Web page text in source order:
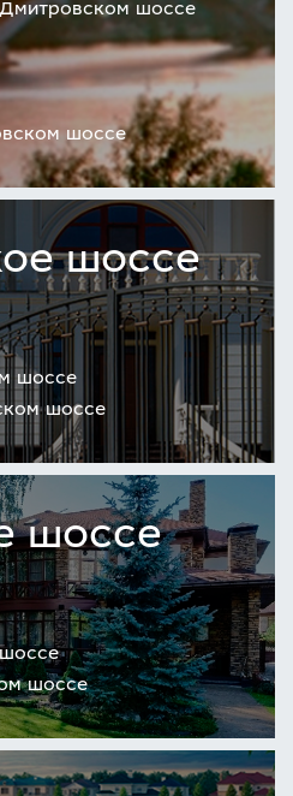
шоссе
шоссе
шоссе
шоссе
шоссе
шоссе
шоссе